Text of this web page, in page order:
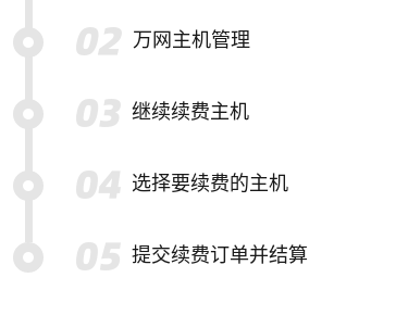
万网主机管理
继续续费主机
选择要续费的主机
提交续费订单并结算